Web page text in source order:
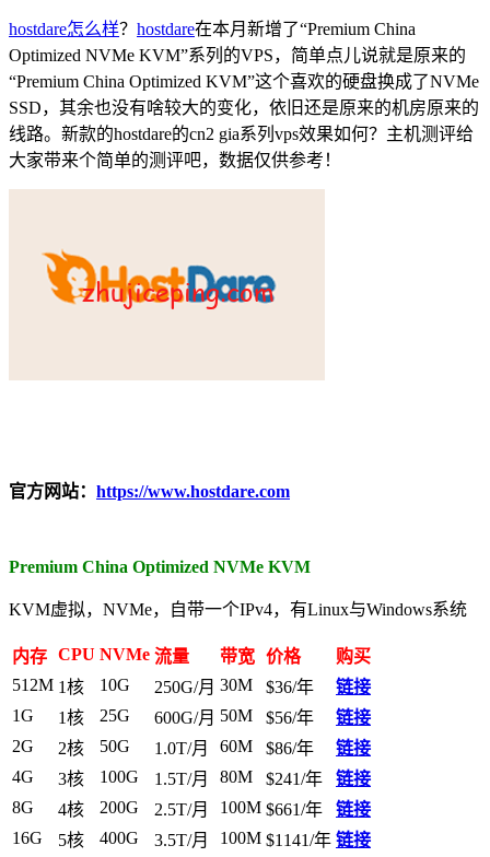
hostdare怎么样？ hostdare在本月新增了“Premium China
Optimized NVMe KVM”系列的VPS，简单点儿说就是原来的
“Premium China Optimized KVM”这个喜欢的硬盘换成了NVMe
SSD，其余也没有啥较大的变化，依旧还是原来的机房原来的
线路。新款的hostdare的cn2 gia系列vps效果如何？主机测评给
大家带来个简单的测评吧，数据仅供参考！
官方网站： https://www.hostdare.com
Premium China Optimized NVMe KVM
KVM虚拟，NVMe，自带一个IPv4，有Linux与Windows系统
内存 CPU NVMe 流量 带宽 价格
购买
512M 1核 10G 250G/月 30M $36/年
链接
1G
1核 25G 600G/月 50M $56/年
链接
2G
2核 50G 1.0T/月 60M $86/年
链接
4G
3核 100G 1.5T/月 80M $241/年
链接
8G
4核 200G 2.5T/月 100M $661/年
链接
16G
5核 400G 3.5T/月 100M $1141/年 链接